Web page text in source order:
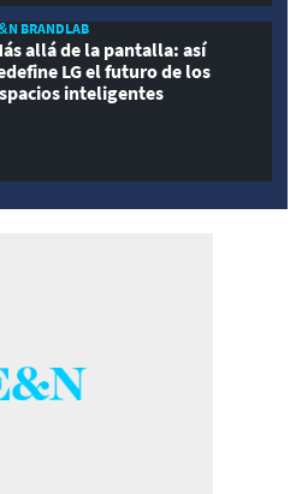
BRANDLAB
allá de la pantalla: así
LG el futuro de los
inteligentes